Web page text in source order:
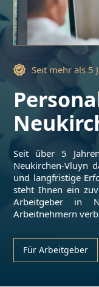
Seit mehr als 5
Seit über 5
Neukirchen-Vluyn
und langfristige
steht Ihnen ein
Arbeitgeber in
Arbeitnehmern
Für Arbeitgeber
Slide 3 of 3.